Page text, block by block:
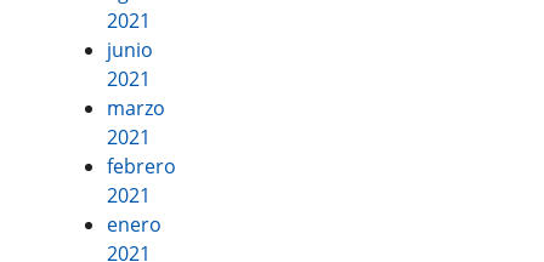
2021
junio
2021
marzo
2021
febrero
2021
enero
2021